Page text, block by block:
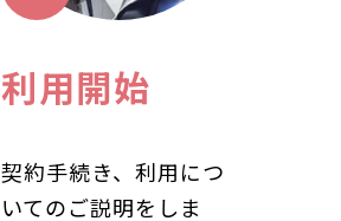
利用開始
契約手続き、利用につ
いてのご説明をしま